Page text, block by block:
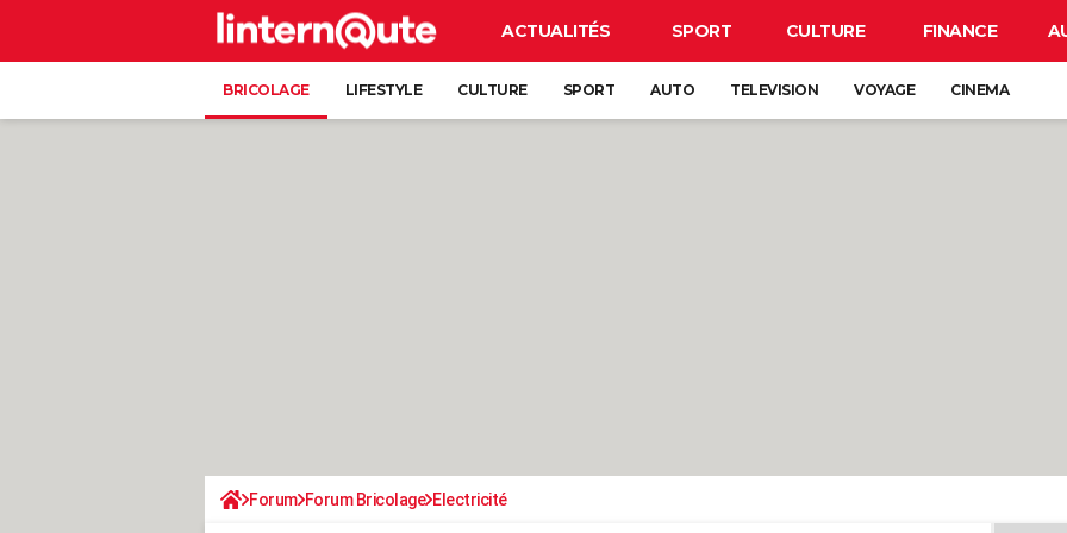
ACTUALITÉS SPORT CULTURE FINANCE
BRICOLAGE LIFESTYLE CULTURE SPORT AUTO TELEVISION VOYAGE CINEMA
Forum Forum Bricolage Electricité